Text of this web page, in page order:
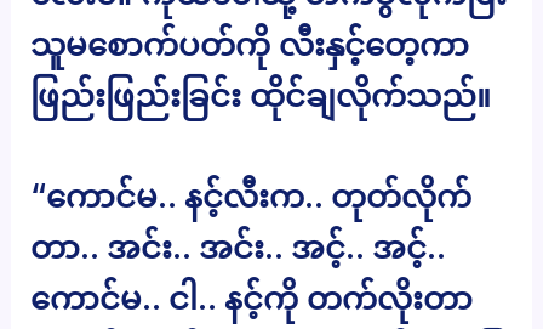
သူမစောက်ပတ်ကို လီးနှင့်တေ့ကာ
ဖြည်းဖြည်းခြင်း ထိုင်ချလိုက်သည်။
“ကောင်မ.. နင့်လီးက.. တုတ်လိုက်
တာ.. အင်း.. အင်း.. အင့်.. အင့်..
ကောင်မ.. ငါ.. နင့်ကို တက်လိုးတာ